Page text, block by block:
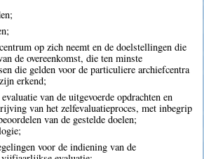
op zich neemt en de doelstellingen die
de overeenkomst, die ten minste
die gelden voor de particuliere archiefcentra
erkend;
van de uitgevoerde opdrachten en
van het zelfevaluatieproces, met inbegrip
van de gestelde doelen;
voor de indiening van de